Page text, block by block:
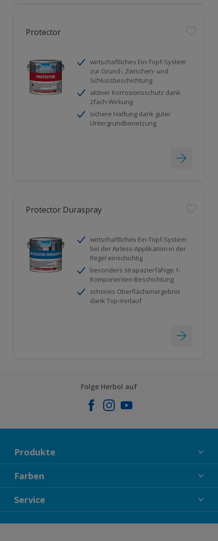
Protector
wirtschaftliches Ein-Topf-System
zur Grund-, Zwischen- und
Schlussbeschichtung
aktiver Korrosionsschutz dank
2fach-Wirkung
sichere Haftung dank guter
Untergrundbenetzung
Protector Duraspray
wirtschaftliches Ein-Topf-System;
bei der Airless-Applikation in der
Regel einschichtig
besonders strapazierfähige 1-
Komponenten-Beschichtung
schönes Oberflächenergebnis
dank Top-Verlauf
Folge Herbol auf
Produkte
FASSADENFARBEN
INNENFARBEN
LACKE
Farben
KOLLEKTIONEN
FARBTRENDS
FARBBERATUNG
Service